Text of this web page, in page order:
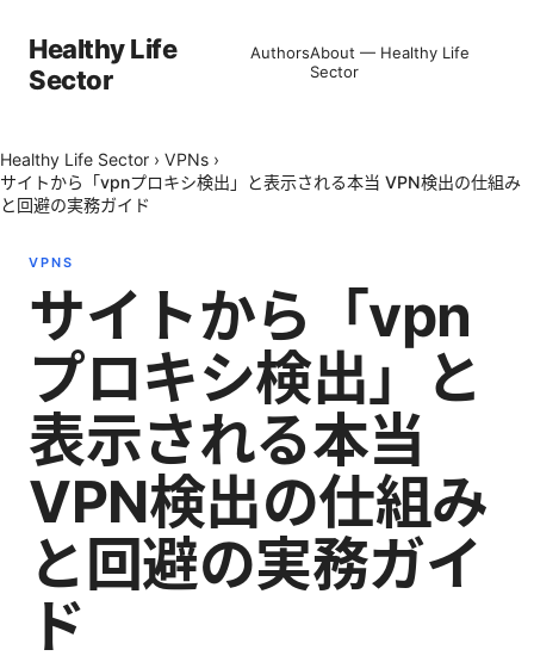
Healthy Life
Sector
AuthorsAbout — Healthy Life
Sector
Healthy Life Sector › VPNs ›
サイトから「vpnプロキシ検出」と表示される本当 VPN検出の仕組み
と回避の実務ガイド
VPNS
サイトから「vpn
プロキシ検出」と
表示される本当
VPN検出の仕組み
と回避の実務ガイ
ド